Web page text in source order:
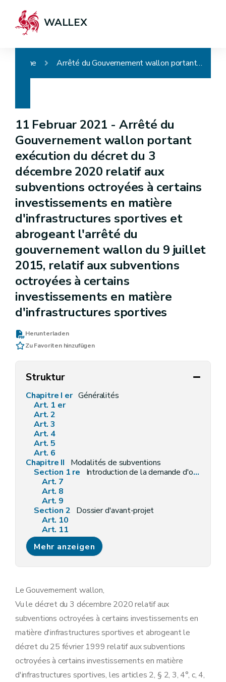
WALLEX
Home Arrêté du Gouvernement wallon portant exécution du décret du 3 décembre 2020 relatif aux subventions octroyées à certains investissements en matière d'infrastructures sportives et abrogeant l'arrêté du gouvernement wallon du 9 juillet 2015, relatif aux subventions octroyées à certains investissements en matière d'infrastructures sportives
11 Februar 2021 - Arrêté du
Gouvernement wallon portant
exécution du décret du 3
décembre 2020 relatif aux
subventions octroyées à certains
investissements en matière
d'infrastructures sportives et
abrogeant l'arrêté du
gouvernement wallon du 9 juillet
2015, relatif aux subventions
octroyées à certains
investissements en matière
d'infrastructures sportives
Herunterladen
Zu Favoriten hinzufügen
Struktur
Chapitre I er Généralités
Art. 1 er
Art. 2
Art. 3
Art. 4
Art. 5
Art. 6
Chapitre II
Modalités de subventions
Section 1 re
Introduction de la demande d'octroi de subvention
Art. 7
Art. 8
Art. 9
Section 2 Dossier d'avant-projet
Art. 10
Art. 11
Art. 12
Art. 13
Section 3 Dossier au stade projet
Section 4 Dossier d'attribution de marché
Chapitre III Liquidation de la subvention
Section 1 re Liquidation des avances
Section 2 Liquidation du solde
Art. 18
Art. 19
Chapitre IV Mesures communes
Art. 20
Mehr anzeigen
Le Gouvernement wallon,
Vu le décret du 3 décembre 2020 relatif aux
subventions octroyées à certains investissements en
matière d'infrastructures sportives et abrogeant le
décret du 25 février 1999 relatif aux subventions
octroyées à certains investissements en matière
d'infrastructures sportives, les articles 2, § 2, 3, 4°, c, 4,